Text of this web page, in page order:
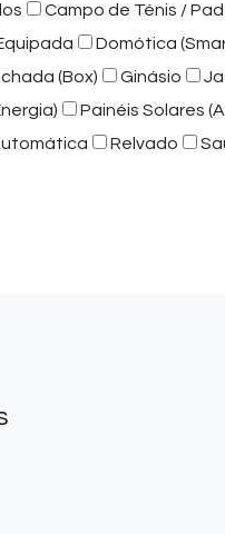
Campo de Ténis /
Domótica
(Box) Ginásio
Painéis Solares
Relvado